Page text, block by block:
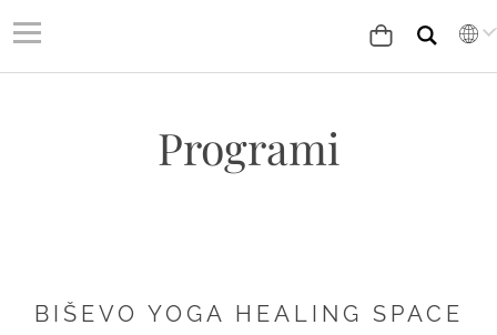
Programi
BIŠEVO YOGA HEALING SPACE